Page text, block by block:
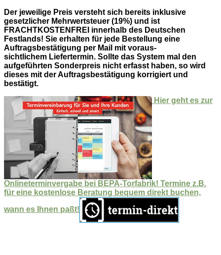
Der jeweilige Preis versteht sich bereits inklusive
gesetzlicher Mehrwertsteuer (19%) und ist
FRACHTKOSTENFREI innerhalb des Deutschen
Festlands! Sie erhalten für jede Bestellung eine
Auftragsbestätigung per Mail mit voraus-
sichtlichem Liefertermin. Sollte das System mal den
aufgeführten Sonderpreis nicht erfasst haben, so wird
dieses mit der Auftragsbestätigung korrigiert und
bestätigt.
Hier geht es zur
Onlineterminvergabe bei BEPA-Torfabrik! Termine z.B.
für eine kostenlose Beratung bequem direkt buchen,
wann es Ihnen paßt!